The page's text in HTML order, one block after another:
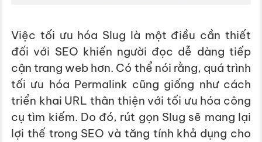
Việc tối ưu hóa Slug là một điều cần thiết
đối với SEO khiến người đọc dễ dàng tiếp
cận trang web hơn. Có thể nói rằng, quá trình
tối ưu hóa Permalink cũng giống như cách
triển khai URL thân thiện với tối ưu hóa công
cụ tìm kiếm. Do đó, rút gọn Slug sẽ mang lại
lợi thế trong SEO và tăng tính khả dụng cho